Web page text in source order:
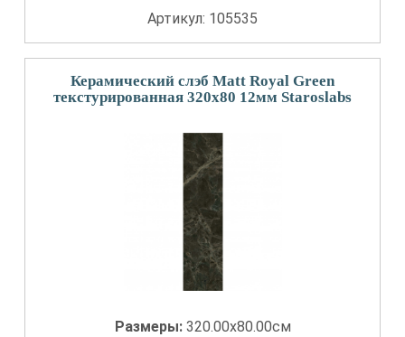
Артикул: 105535
Керамический слэб Matt Royal Green
текстурированная 320x80 12мм Staroslabs
Размеры: 320.00x80.00см